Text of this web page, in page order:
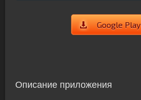
Google Play
Описание приложения